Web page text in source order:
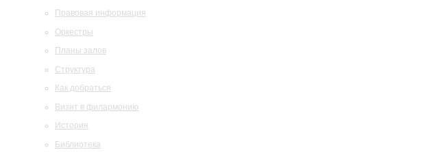
Правовая информация
Оркестры
Планы залов
Структура
Как добраться
Визит в филармонию
История
Библиотека